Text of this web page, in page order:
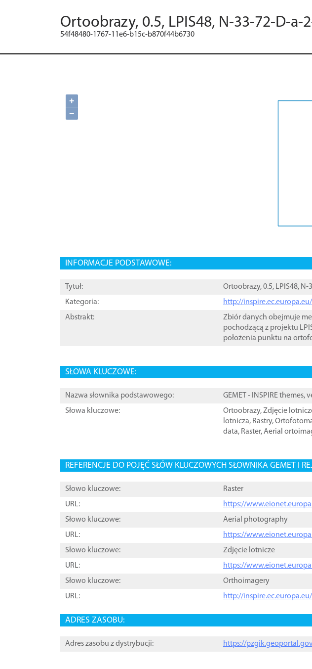
Ortoobrazy, 0.5, LPIS48, N-33-72-D-a-
54f48480-1767-11e6-b15c-b870f44b6730
+
−
INFORMACJE PODSTAWOWE:
Tytuł:
Ortoobrazy, 0.5, LPIS48, N-
Kategoria:
http://
Abstrakt:
Zbiór danych obejmuje
pochodzącą z projektu
położenia punktu na
SŁOWA KLUCZOWE:
Nazwa słownika podstawowego:
GEMET - INSPIRE themes,
Słowa kluczowe:
Ortoobrazy,Zdjęcie
lotnicza, Rastry,
data, Raster,Aerial
REFERENCJE DO POJĘĆ SŁÓW KLUCZOWYCH SŁOWNIKA GEMET I
Słowo kluczowe:
Raster
URL:
https://
Słowo kluczowe:
Aerial photography
URL:
https://
Słowo kluczowe:
Zdjęcie lotnicze
URL:
https://
Słowo kluczowe:
Orthoimagery
URL:
http://
ADRES ZASOBU:
Adres zasobu z dystrybucji: https://